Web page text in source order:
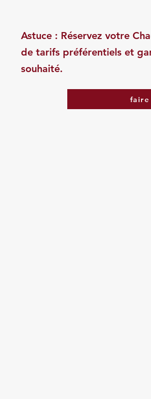
Astuce : Réservez votre
de tarifs préférentiels et
souhaité.
faire